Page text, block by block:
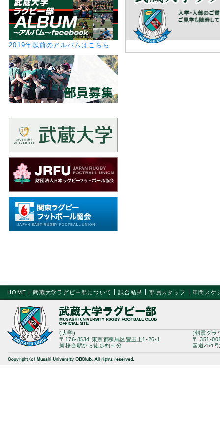
2019年以前のアルバムはこちら
HOME 武蔵大学ラグビー部について 試合結果 部員スタッフ 年間スケ
(大学)
〒176-8534 東京都練馬区豊玉上1-26-1
新桜台駅から徒歩約６分
(朝霞グラ
〒 351-
国道254